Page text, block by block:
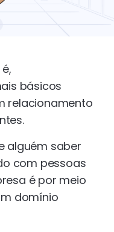
básicos
relacionamento
alguém saber
com pessoas
é por meio
domínio